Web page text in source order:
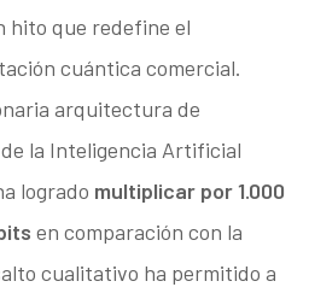
hito que redefine el
cuántica comercial.
arquitectura de
la Inteligencia Artificial
logrado multiplicar por 1.000
en comparación con la
cualitativo ha permitido a